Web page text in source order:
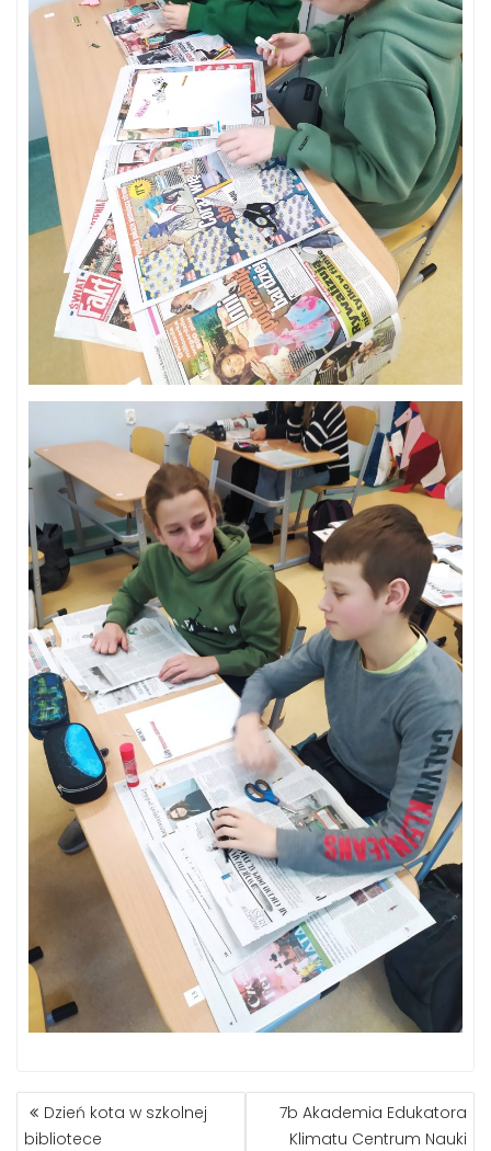
NAWIGACJA
WPISU
Dzień kota w szkolnej
bibliotece
7b Akademia Edukatora
Klimatu Centrum Nauki